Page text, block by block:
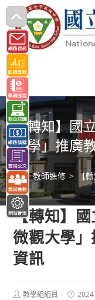
跳
轉
至
主
要
內
容 【轉知】國
大學」推廣
> 教師進修 > 【
【轉知】
微觀大學
資訊
Post教學組組員
Post